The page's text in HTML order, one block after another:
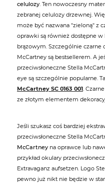
celulozy. Ten nowoczesny
zebranej celulozy drzewnej.
może być nazwana "zieloną" z
oprawki są również dostępne
brązowym. Szczególnie czarne
McCartney są bestsellerem. A
przeciwsłoneczne Stella
eye są szczególnie popularne.
McCartney SC 0163 001.
ze złotym elementem
Jeśli szukasz coś bardziej
przeciwsłoneczne Stella
McCartney na oprawce lub
przykład okulary
Extravaganz aufsetzen. Logo
pewno już nikt nie będzie w